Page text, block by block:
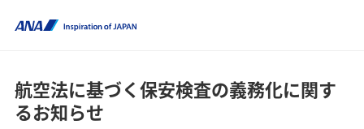
航空法に基づく保安検査の義務化に関す
るお知らせ